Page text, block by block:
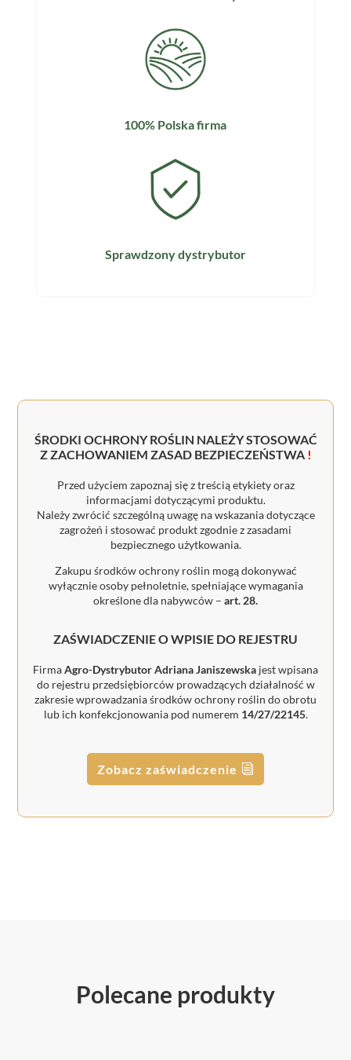
100% Polska firma
Sprawdzony dystrybutor
ŚRODKI OCHRONY ROŚLIN NALEŻY STOSOWAĆ
Z ZACHOWANIEM ZASAD BEZPIECZEŃSTWA !
Przed użyciem zapoznaj się z treścią etykiety oraz
informacjami dotyczącymi produktu.
Należy zwrócić szczególną uwagę na wskazania dotyczące
zagrożeń i stosować produkt zgodnie z zasadami
bezpiecznego użytkowania.
Zakupu środków ochrony roślin mogą dokonywać
wyłącznie osoby pełnoletnie, spełniające wymagania
określone dla nabywców – art. 28.
ZAŚWIADCZENIE O WPISIE DO REJESTRU
FirmaAgro-Dystrybutor Adriana Janiszewska jest wpisana
do rejestru przedsiębiorców prowadzących działalność w
zakresie wprowadzania środków ochrony roślin do obrotu
lub ich konfekcjonowania pod numerem 14/27/22145.
Zobacz zaświadczenie
Polecane produkty